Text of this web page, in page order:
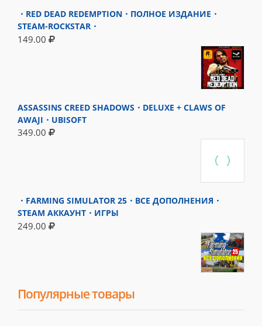
・RED DEAD REDEMPTION・ПОЛНОЕ ИЗДАНИЕ・
STEAM-ROCKSTAR・
149.00
ASSASSINS CREED SHADOWS・DELUXE + CLAWS OF
AWAJI・UBISOFT
349.00
・FARMING SIMULATOR 25・ВСЕ ДОПОЛНЕНИЯ・
STEAM АККАУНТ・ИГРЫ
249.00
Популярные товары